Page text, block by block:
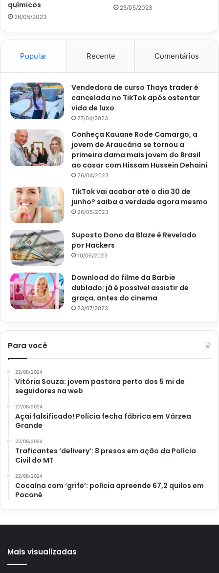
caso de manchas de gordura e outros alimentos, tem
solução para limpar.
com a ajuda de pano macio um pouco de água-oxigenada
misturada com água. Deixe por 2 minutos e depois remova
todo o produto sem deixar nenhum resíduo.
Agora, quando o assunto é mancha de gordura, primeiro
faça a limpeza básica com água morna e detergente. Em
seguida, faça uma pastinha de bicarbonato de sódio e
água, aplique na área com gordura, deixe agir, enxágue e
seque logo depois.
Segundo uma matéria do site UOL,
por
Marcelo Testoni, em 3 de novembro de 2017, quando o
respingo de gordura é recente essa solução, ou uma
mistura igual de suco de limão e água morna, resolverá o
problema facilmente.
Bancada de granito: dicas fáceis para limpar corretamente e deixar
brilhando – Reprodução UOL
Como fazer esse material voltar a
brilhar?
O granito já é um material com brilho quando polido, mas,
com o tempo e a limpeza frequente, o material acaba se
brilho, é essencial usar o selador, que inclusive ajuda
evitar que a pedra absorva líquidos e manche.
pronto sua bancada terá brilho de novo.
químicos
26/05/2023
25/05/2023
Popular Recente Comentários
Vendedora de curso Thays trader é
cancelada no TikTok após ostentar
vida de luxo
27/04/2023
Conheça Kauane Rode Camargo, a
jovem de Araucária se tornou a
primeira dama mais jovem do Brasil
ao casar com Hissam Hussein Dehaini
26/04/2023
TikTok vai acabar até o dia 30 de
junho? saiba a verdade agora mesmo
26/05/2023
Suposto Dono da Blaze é Revelado
por Hackers
10/06/2023
Download do filme da Barbie
dublado; já é possível assistir de
graça, antes do cinema
23/07/2023
Para você
22/08/2024
Vitória Souza: jovem pastora perto dos 5 mi de
seguidores na web
22/08/2024
Açaí falsificado! Polícia fecha fábrica em Várzea
Grande
22/08/2024
Traficantes ‘delivery’: 8 presos em ação da Polícia
Civil do MT
22/08/2024
Cocaína com ‘grife’: polícia apreende 67,2 quilos em
Poconé
Mais visualizadas